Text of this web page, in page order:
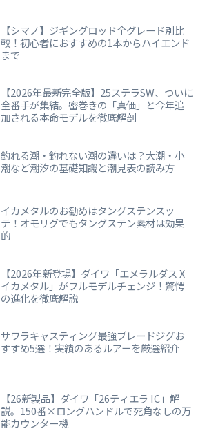
【シマノ】ジギングロッド全グレード別比
較！初心者におすすめの1本からハイエンド
まで
【2026年最新完全版】25ステラSW、ついに
全番手が集結。密巻きの「真価」と今年追
加される本命モデルを徹底解剖
釣れる潮・釣れない潮の違いは？大潮・小
潮など潮汐の基礎知識と潮見表の読み方
イカメタルのお勧めはタングステンスッ
テ！オモリグでもタングステン素材は効果
的
【2026年新登場】ダイワ「エメラルダス X
イカメタル」がフルモデルチェンジ！驚愕
の進化を徹底解説
サワラキャスティング最強ブレードジグお
すすめ5選！実績のあるルアーを厳選紹介
【26新製品】ダイワ「26ティエラ IC」解
説。150番×ロングハンドルで死角なしの万
能カウンター機